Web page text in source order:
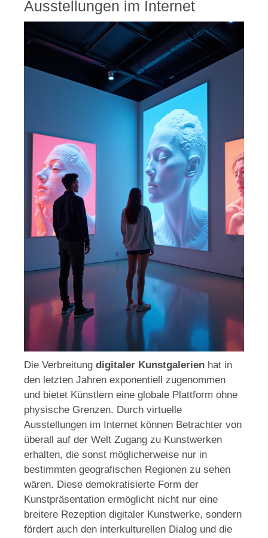
Ausstellungen im Internet
Die Verbreitung digitaler Kunstgalerien hat in
den letzten Jahren exponentiell zugenommen
und bietet Künstlern eine globale Plattform ohne
physische Grenzen. Durch virtuelle
Ausstellungen im Internet können Betrachter von
überall auf der Welt Zugang zu Kunstwerken
erhalten, die sonst möglicherweise nur in
bestimmten geografischen Regionen zu sehen
wären. Diese demokratisierte Form der
Kunstpräsentation ermöglicht nicht nur eine
breitere Rezeption digitaler Kunstwerke, sondern
fördert auch den interkulturellen Dialog und die